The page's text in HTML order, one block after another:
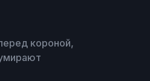
короной,